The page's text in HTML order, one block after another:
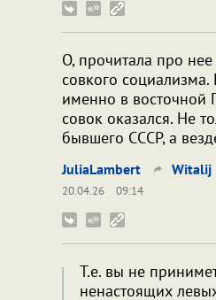
О, прочитала про
совкого
именно в восточной
совок оказался. Не
бывшего СССР, а
JuliaLambert Witalij
20.04.26
09:14
Т.е. вы не
ненастоящих